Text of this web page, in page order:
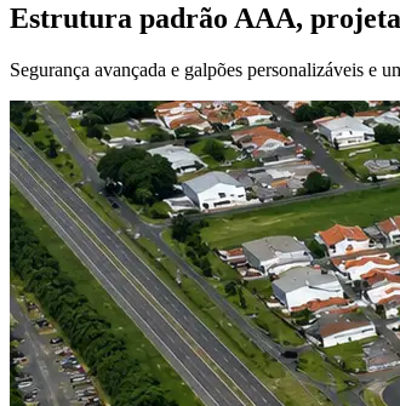
Estrutura padrão AAA,
Segurança avançada e galpões personalizáveis e